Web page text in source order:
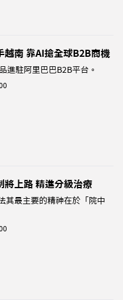
越南 靠AI搶全球B2B商機
進駐阿里巴巴B2B平台。
將上路 精進分級治療
其最主要的精神在於「院中